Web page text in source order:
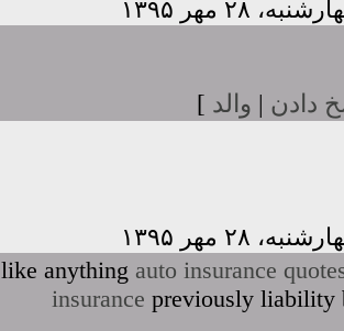
دادن | والد ]
like anything auto insurance
insurance previously liability